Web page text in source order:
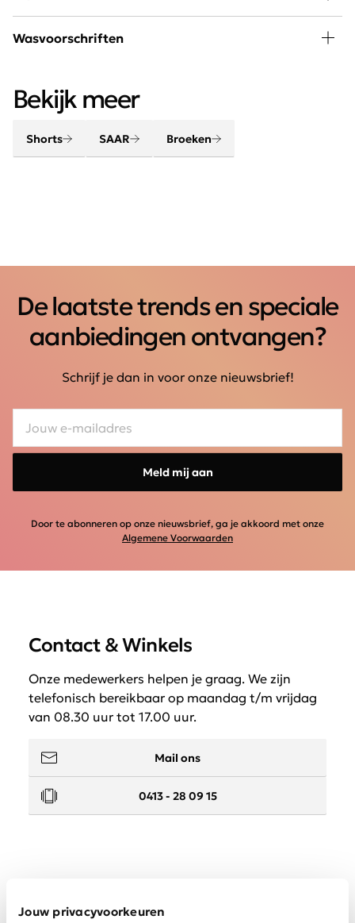
Jouw privacyvoorkeuren
A little piece of happiness kan iedere vrouw in haar
Wasvoorschriften
Bekijk meer
Shorts SAAR Broeken
De laatste trends en speciale
aanbiedingen ontvangen?
Schrijf je dan in voor onze nieuwsbrief!
Meld mij aan
Door te abonneren op onze nieuwsbrief, ga je akkoord met onze
Algemene Voorwaarden
Contact & Winkels
Onze medewerkers helpen je graag. We zijn
telefonisch bereikbaar op maandag t/m vrijdag
van 08.30 uur tot 17.00 uur.
Mail ons
0413 - 28 09 15